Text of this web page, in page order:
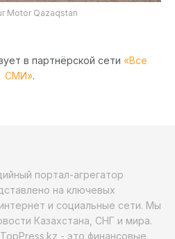
Motor Qazaqstan
в партнёрской сети «Все
СМИ».
портал-агрегатор
на ключевых
и социальные сети. Мы
Казахстана, СНГ и мира.
- это финансовые,